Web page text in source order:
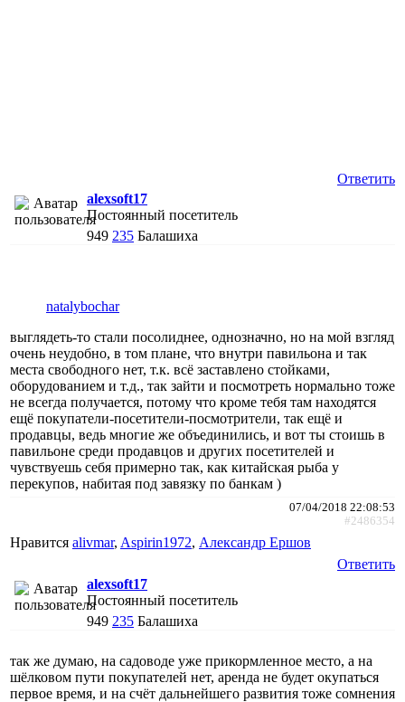
Ответить
alexsoft17
Постоянный посетитель
949 235 Балашиха
natalybochar
выглядеть-то стали посолиднее, однозначно, но на мой взгляд
очень неудобно, в том плане, что внутри павильона и так
места свободного нет, т.к. всё заставлено стойками,
оборудованием и т.д., так зайти и посмотреть нормально тоже
не всегда получается, потому что кроме тебя там находятся
ещё покупатели-посетители-посмотрители, так ещё и
продавцы, ведь многие же объединились, и вот ты стоишь в
павильоне среди продавцов и других посетителей и
чувствуешь себя примерно так, как китайская рыба у
перекупов, набитая под завязку по банкам )
07/04/2018 22:08:53
#2486354
Нравится alivmar, Aspirin1972, Александр Ершов
Ответить
alexsoft17
Постоянный посетитель
949 235 Балашиха
так же думаю, на садоводе уже прикормленное место, а на
шёлковом пути покупателей нет, аренда не будет окупаться
первое время, и на счёт дальнейшего развития тоже сомнения